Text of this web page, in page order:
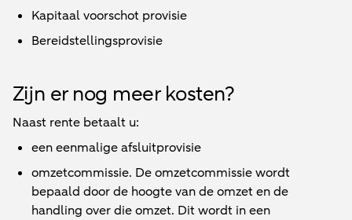
Kapitaal voorschot provisie
Bereidstellingsprovisie
Zijn er nog meer kosten?
Naast rente betaalt u:
een eenmalige afsluitprovisie
omzetcommissie. De omzetcommissie wordt
bepaald door de hoogte van de omzet en de
handling over die omzet. Dit wordt in een